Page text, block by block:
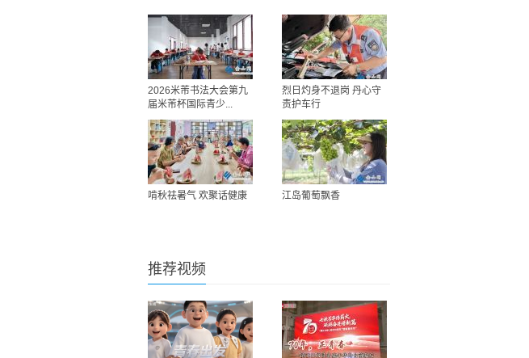
2026米芾书法大会第九
届米芾杯国际青少...
烈日灼身不退岗 丹心守
责护车行
啃秋祛暑气 欢聚话健康 江岛葡萄飘香
推荐视频